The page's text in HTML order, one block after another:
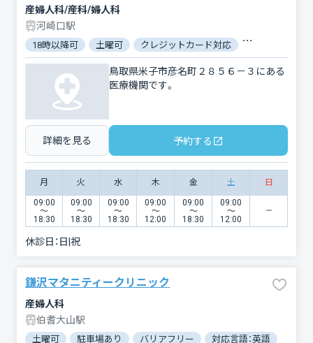
産婦人科/産科/婦人科
河崎口駅
18時以降可 土曜可 クレジットカード対応 電子マネー対応
鳥取県米子市彦名町２８５６－３にある
医療機関です。
詳細を見る 予約する
月 火 水 木 金 土 日
09:00
〜
18:30
09:00
〜
18:30
09:00
〜
18:30
09:00
〜
12:00
09:00
〜
18:30
09:00
〜
12:00
休診日： 日|祝
鎌沢マタニティークリニック
産婦人科
伯耆大山駅
土曜可 駐車場あり バリアフリー 対応言語：英語